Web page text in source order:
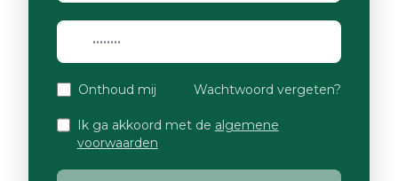
Onthoud mij Wachtwoord vergeten?
Ik ga akkoord met de algemene
voorwaarden